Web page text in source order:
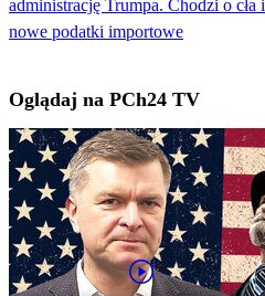
administrację Trumpa. Chodzi o cła i
nowe podatki importowe
Oglądaj na PCh24 TV